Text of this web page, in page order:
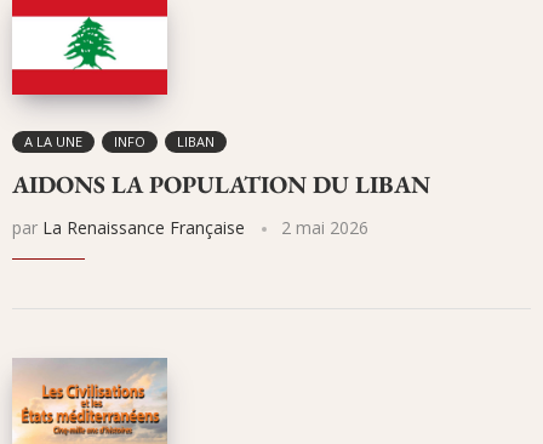
A LA UNE INFO LIBAN
AIDONS LA POPULATION DU LIBAN
par La Renaissance Française 2 mai 2026